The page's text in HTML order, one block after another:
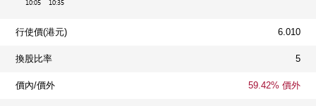
行使價(港元) 6.010
換股比率 5
價內/價外 59.42% 價外